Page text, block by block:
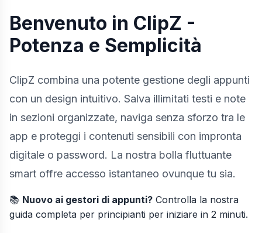
Benvenuto in ClipZ -
Potenza e Semplicità
ClipZ combina una potente gestione degli appunti
con un design intuitivo. Salva illimitati testi e note
in sezioni organizzate, naviga senza sforzo tra le
app e proteggi i contenuti sensibili con impronta
digitale o password. La nostra bolla fluttuante
smart offre accesso istantaneo ovunque tu sia.
📚 Nuovo ai gestori di appunti? Controlla la nostra
guida completa per principianti per iniziare in 2 minuti.